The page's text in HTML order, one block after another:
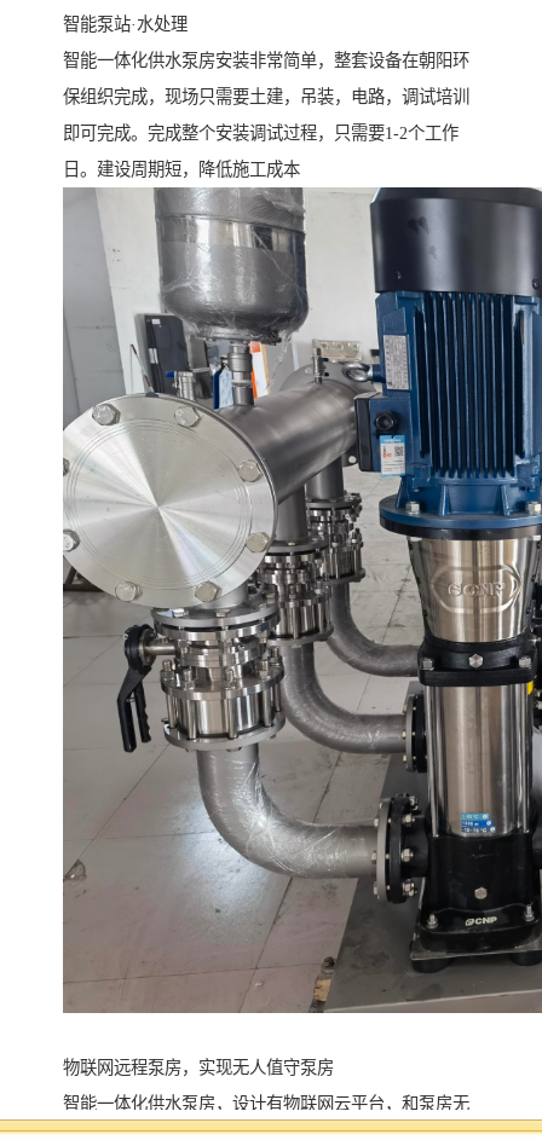
智能泵站·水处理
智能一体化供水泵房安装非常简单，整套设备在朝阳环
保组织完成，现场只需要土建，吊装，电路，调试培训
即可完成。完成整个安装调试过程，只需要1-2个工作
日。建设周期短，降低施工成本
物联网远程泵房，实现无人值守泵房
智能一体化供水泵房，设计有物联网云平台，和泵房无